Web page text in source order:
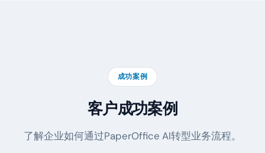
成功案例
客户成功案例
了解企业如何通过PaperOffice AI转型业务流程。